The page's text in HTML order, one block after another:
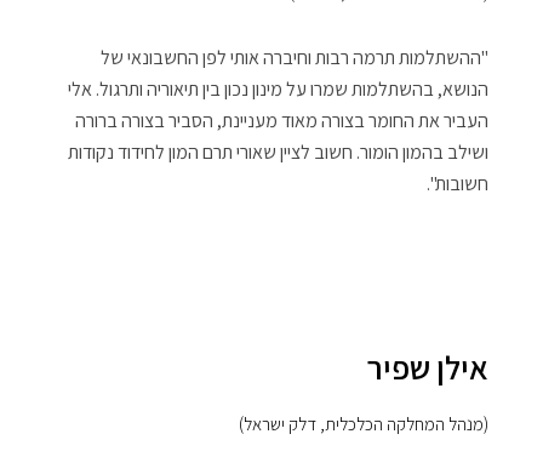
"ההשתלמות תרמה רבות וחיברה אותי לפן החשבונאי של
הנושא, בהשתלמות שמרו על מינון נכון בין תיאוריה ותרגול. אלי
העביר את החומר בצורה מאוד מעניינת, הסביר בצורה ברורה
ושילב בהמון הומור. חשוב לציין שאורי תרם המון לחידוד נקודות
חשובות".
אילן שפיר
(מנהל המחלקה הכלכלית, דלק ישראל)